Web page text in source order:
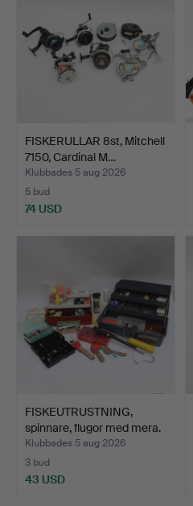
FISKERULLAR 8st, Mitchell
7150, Cardinal M…
Klubbades 5 aug 2026
5 bud
74 USD
FISKEUTRUSTNING,
spinnare, flugor med mera.
Klubbades 5 aug 2026
3 bud
43 USD